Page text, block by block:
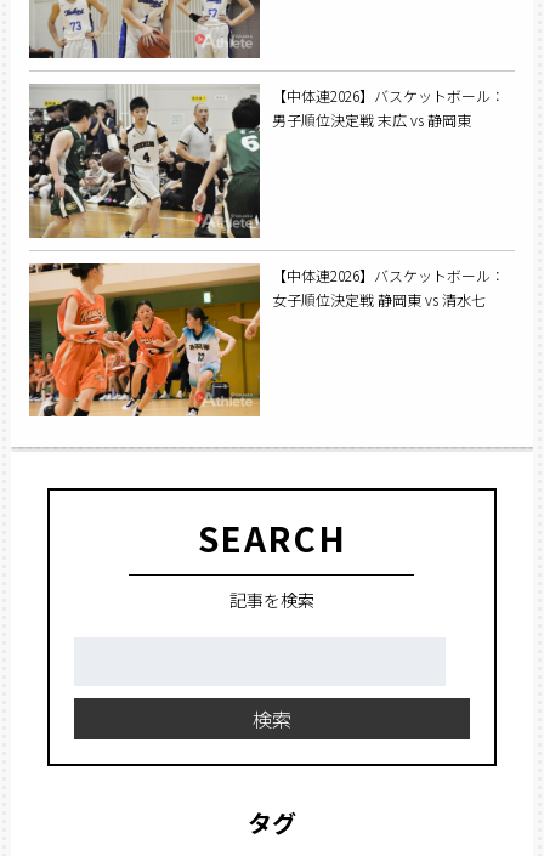
【中体連2026】バスケットボール：
男子順位決定戦 末広 vs 静岡東
【中体連2026】バスケットボール：
女子順位決定戦 静岡東 vs 清水七
SEARCH
記事を検索
検索
タグ